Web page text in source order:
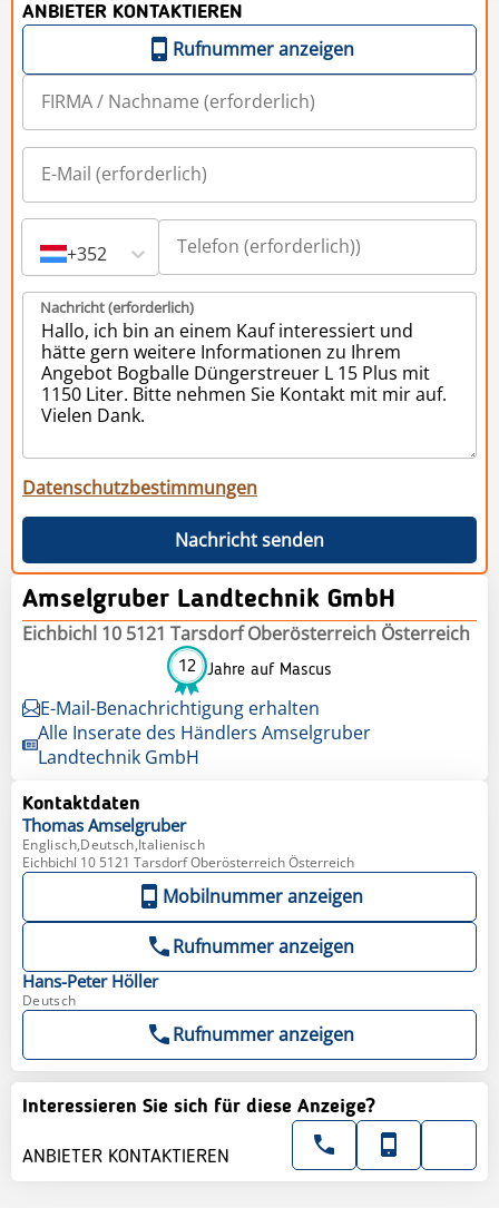
ANBIETER KONTAKTIEREN
Rufnummer anzeigen
+352
Nachricht (erforderlich)
Datenschutzbestimmungen
Nachricht senden
Amselgruber Landtechnik GmbH
Eichbichl 10 5121 Tarsdorf Oberösterreich Österreich
12 Jahre auf Mascus
E-Mail-Benachrichtigung erhalten
Alle Inserate des Händlers Amselgruber
Landtechnik GmbH
Kontaktdaten
Thomas Amselgruber
Englisch,Deutsch,Italienisch
Eichbichl 10 5121 Tarsdorf Oberösterreich Österreich
Mobilnummer anzeigen
Rufnummer anzeigen
Hans-Peter Höller
Deutsch
Rufnummer anzeigen
Interessieren Sie sich für diese Anzeige?
ANBIETER KONTAKTIEREN